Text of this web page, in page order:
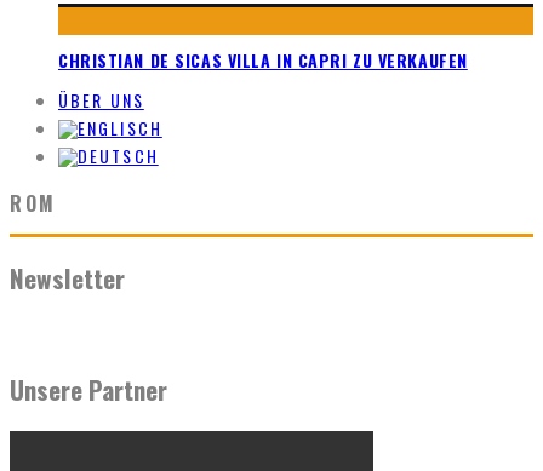
CHRISTIAN DE SICAS VILLA IN CAPRI ZU VERKAUFEN
ÜBER UNS
ROM
Newsletter
Unsere Partner